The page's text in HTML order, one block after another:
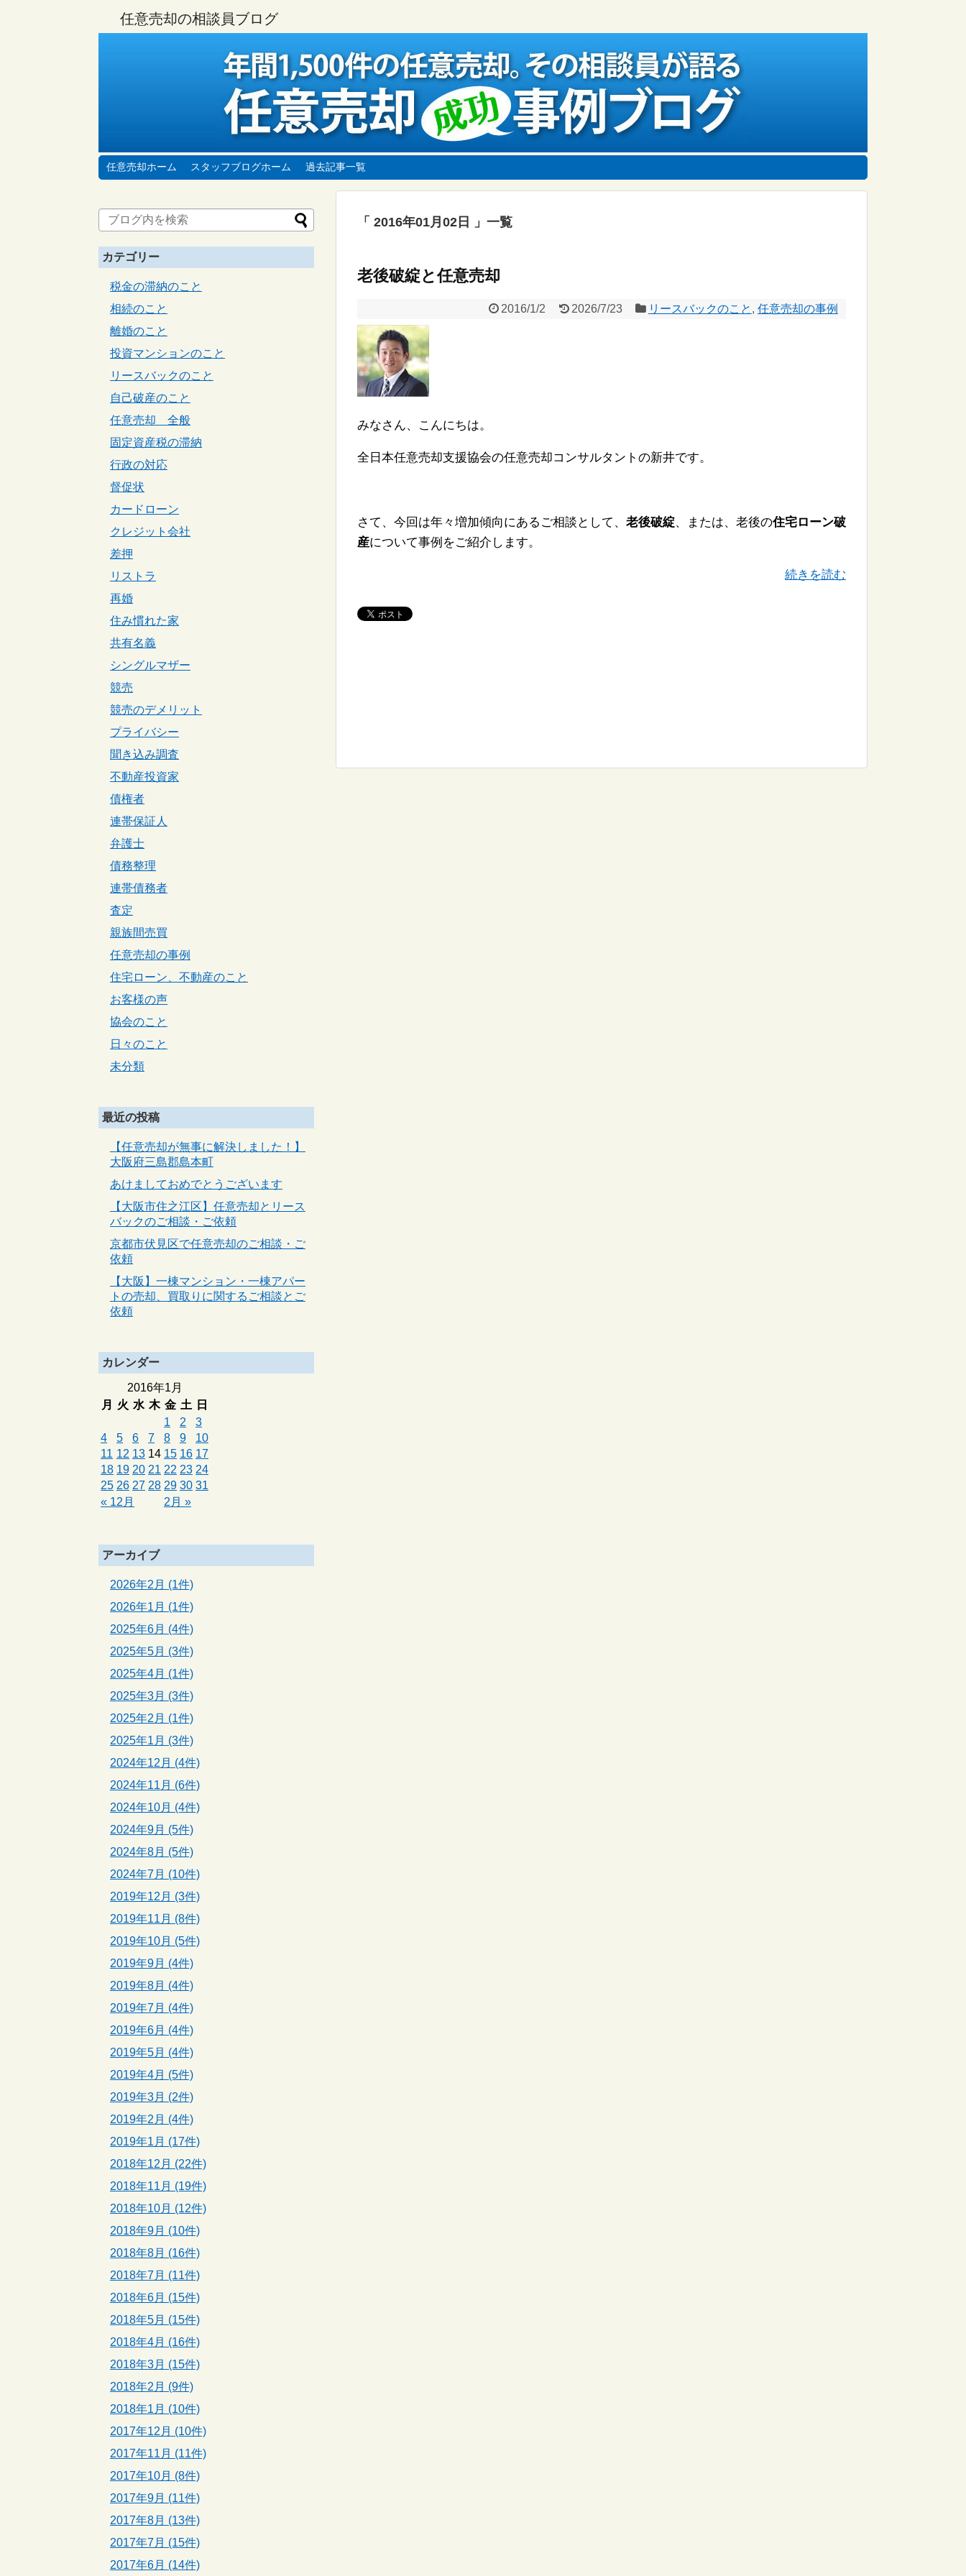
任意売却の相談員ブログ
任意売却ホーム スタッフブログホーム 過去記事一覧
2016年01月02日 一覧
老後破綻と任意売却
2016/1/2 2026/7/23 リースバックのこと , 任意売却の事例
みなさん、こんにちは。
全日本任意売却支援協会の任意売却コンサルタントの新井です。
さて、今回は年々増加傾向にあるご相談として、 老後破綻、または、老後の住宅ローン破
産について事例をご紹介します。
続きを読む
カテゴリー
税金の滞納のこと
相続のこと
離婚のこと
投資マンションのこと
リースバックのこと
自己破産のこと
任意売却 全般
固定資産税の滞納
行政の対応
督促状
カードローン
クレジット会社
差押
リストラ
再婚
住み慣れた家
共有名義
シングルマザー
競売
競売のデメリット
プライバシー
聞き込み調査
不動産投資家
債権者
連帯保証人
弁護士
債務整理
連帯債務者
査定
親族間売買
任意売却の事例
住宅ローン、不動産のこと
お客様の声
協会のこと
日々のこと
未分類
最近の投稿
【任意売却が無事に解決しました！】
大阪府三島郡島本町
あけましておめでとうございます
【大阪市住之江区】任意売却とリース
バックのご相談・ご依頼
京都市伏見区で任意売却のご相談・ご
依頼
【大阪】一棟マンション・一棟アパー
トの売却、買取りに関するご相談とご
依頼
カレンダー
2016年1月
月
火 水 木 金 土 日
« 12月 2月 »
1 2
3
4
5 6 7 8 9
10
11 12 13 14 15 16 17
18 19 20 21 22 23 24
25 26 27 28 29 30 31
アーカイブ
2026年2月 (1件)
2026年1月 (1件)
2025年6月 (4件)
2025年5月 (3件)
2025年4月 (1件)
2025年3月 (3件)
2025年2月 (1件)
2025年1月 (3件)
2024年12月 (4件)
2024年11月 (6件)
2024年10月 (4件)
2024年9月 (5件)
2024年8月 (5件)
2024年7月 (10件)
2019年12月 (3件)
2019年11月 (8件)
2019年10月 (5件)
2019年9月 (4件)
2019年8月 (4件)
2019年7月 (4件)
2019年6月 (4件)
2019年5月 (4件)
2019年4月 (5件)
2019年3月 (2件)
2019年2月 (4件)
2019年1月 (17件)
2018年12月 (22件)
2018年11月 (19件)
2018年10月 (12件)
2018年9月 (10件)
2018年8月 (16件)
2018年7月 (11件)
2018年6月 (15件)
2018年5月 (15件)
2018年4月 (16件)
2018年3月 (15件)
2018年2月 (9件)
2018年1月 (10件)
2017年12月 (10件)
2017年11月 (11件)
2017年10月 (8件)
2017年9月 (11件)
2017年8月 (13件)
2017年7月 (15件)
2017年6月 (14件)